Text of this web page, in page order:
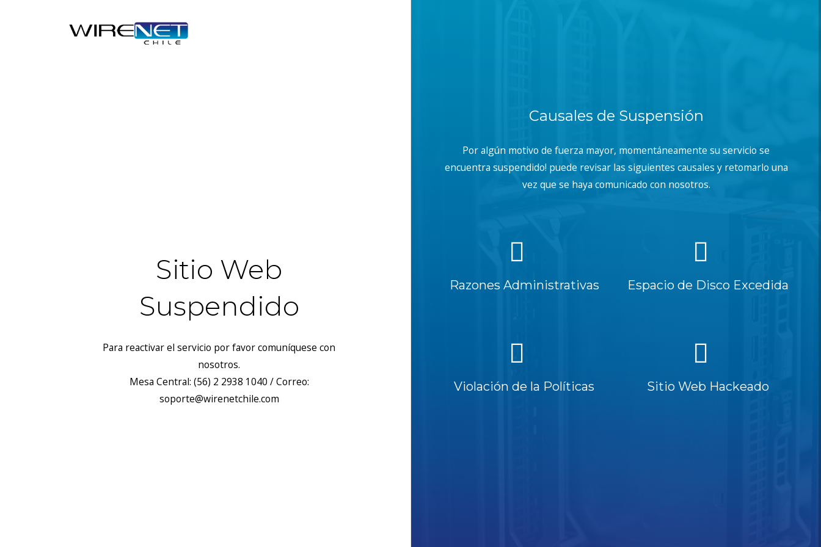
Sitio Web
Suspendido
Para reactivar el servicio por favor comuníquese con
nosotros.
Mesa Central: (56) 2 2938 1040 / Correo:
soporte@wirenetchile.com
Causales de Suspensión
Por algún motivo de fuerza mayor, momentáneamente su servicio se
encuentra suspendido! puede revisar las siguientes causales y retomarlo una
vez que se haya comunicado con nosotros.
Razones Administrativas Espacio de Disco Excedida
Violación de la Políticas Sitio Web Hackeado